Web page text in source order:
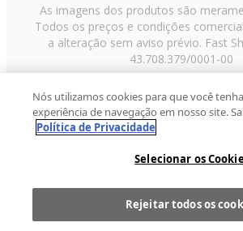
As imagens dos produtos são
Todos os preços e condições
a alteração sem aviso prévio. Fast
43.708.379/0001-00
Paulo/SP, CEP 02029-001, Telefone:
2013 Fast Shop - Todos os direitos
Nós utilizamos cookies para que você
experiência de navegação em nosso site.
Política de Privacidade
Selecionar os
Rejeitar todos os